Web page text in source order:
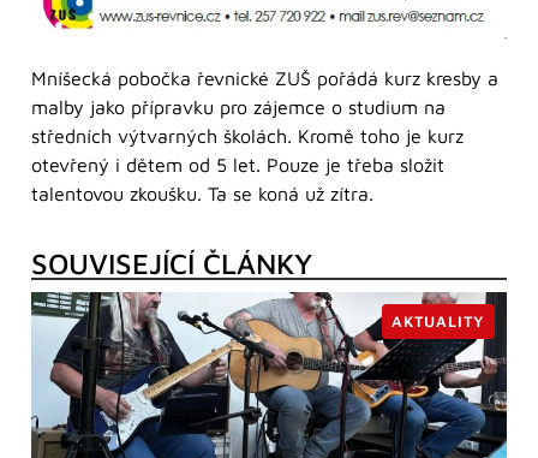
Mníšecká pobočka řevnické ZUŠ pořádá kurz kresby a
malby jako přípravku pro zájemce o studium na
středních výtvarných školách. Kromě toho je kurz
otevřený i dětem od 5 let. Pouze je třeba složit
talentovou zkoušku. Ta se koná už zítra.
SOUVISEJÍCÍ ČLÁNKY
AKTUALITY